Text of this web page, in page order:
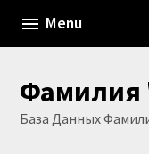
content
Menu
Фамилия
База Данных